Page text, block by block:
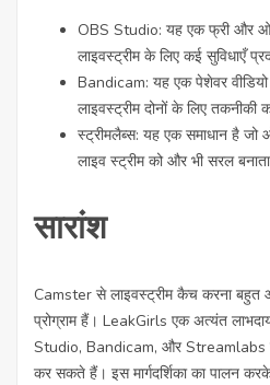
OBS Studio: यह एक फ्री और
लाइवस्ट्रीम के लिए कई सुविधाएँ
Bandicam: यह एक पेशेवर वीडियो
लाइवस्ट्रीम दोनों के लिए तकनीकी
स्ट्रीमलैब्स: यह एक समाधान है जो
लाइव स्ट्रीम को और भी सरल
सारांश
Camster से लाइवस्ट्रीम कैच करना
प्रोग्राम हैं। LeakGirls एक अत्यंत
Studio, Bandicam, और Streamlabs
कर सकते हैं। इस मार्गदर्शिका का पालन